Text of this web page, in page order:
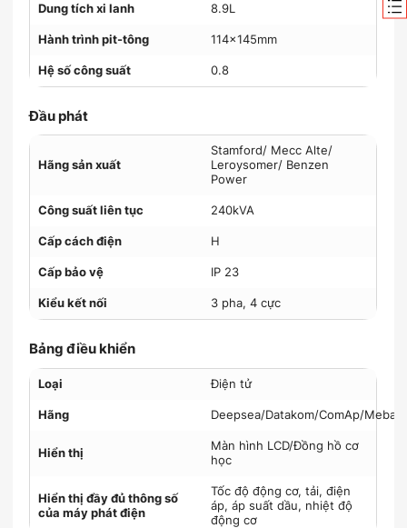
Dung tích xi lanh 8.9L
Hành trình pit-tông 114×145mm
Hệ số công suất 0.8
Đầu phát
Hãng sản xuất
Stamford/ Mecc Alte/
Leroysomer/ Benzen
Power
Công suất liên tục 240kVA
Cấp cách điện H
Cấp bảo vệ IP 23
Kiểu kết nối 3 pha, 4 cực
Bảng điều khiển
Loại Điện tử
Hãng Deepsea/Datakom/ComAp/Mebay
Hiển thị
Màn hình LCD/Đồng hồ cơ
học
Hiển thị đầy đủ thông số
của máy phát điện
Tốc độ động cơ, tải, điện
áp, áp suất dầu, nhiệt độ
động cơ